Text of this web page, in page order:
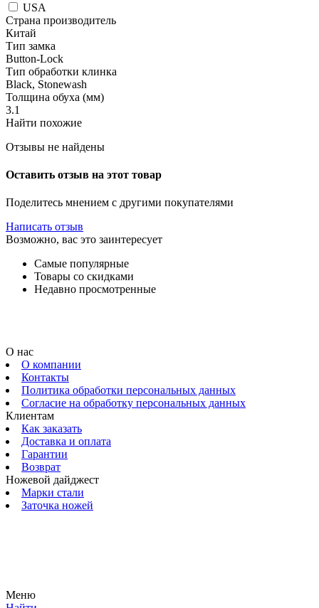
USA
Страна производитель
Китай
Тип замка
Button-Lock
Тип обработки клинка
Black, Stonewash
Толщина обуха (мм)
3.1
Найти похожие
Отзывы не найдены
Оставить отзыв на этот товар
Поделитесь мнением с другими покупателями
Написать отзыв
Возможно, вас это заинтересует
Самые популярные
Товары со скидками
Недавно просмотренные
О нас
О компании
Контакты
Политика обработки персональных данных
Согласие на обработку персональных данных
Клиентам
Как заказать
Доставка и оплата
Гарантии
Возврат
Ножевой дайджест
Марки стали
Заточка ножей
Меню